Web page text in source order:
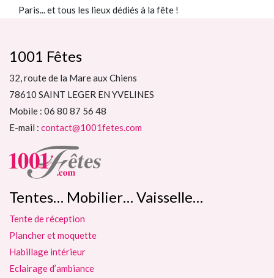
Paris... et tous les lieux dédiés à la fête !
1001 Fêtes
32, route de la Mare aux Chiens
78610 SAINT LEGER EN YVELINES
Mobile : 06 80 87 56 48
E-mail : contact@1001fetes.com
Tentes… Mobilier… Vaisselle…
Tente de réception
Plancher et moquette
Habillage intérieur
Eclairage d’ambiance